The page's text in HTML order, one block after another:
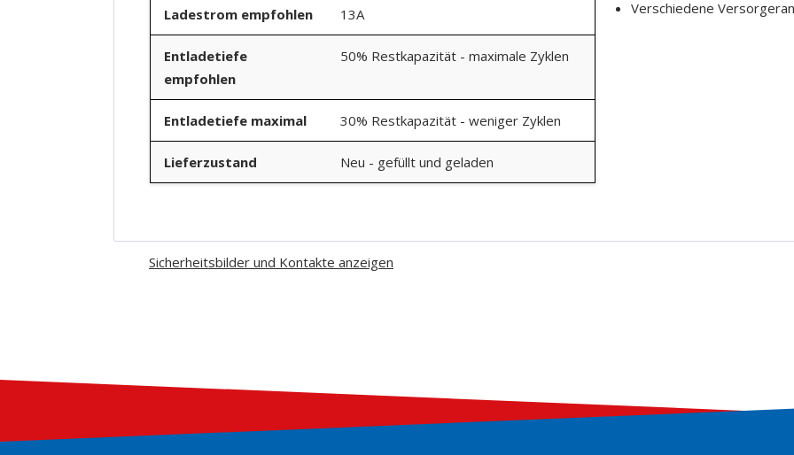
Ladestrom empfohlen 13A
Entladetiefe
empfohlen
50% Restkapazität - maximale Zyklen
Entladetiefe maximal 30% Restkapazität - weniger Zyklen
Lieferzustand Neu - gefüllt und geladen
Verschiedene
Sicherheitsbilder und Kontakte anzeigen